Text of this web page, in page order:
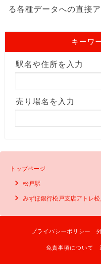
る各種データへの直接
キーワ
駅名や住所を入力
売り場名を入力
トップページ
松戸駅
みずほ銀行松戸支店アトレ
プライバシーポリシー
免責事項について